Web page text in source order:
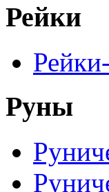
Рейки
Руны